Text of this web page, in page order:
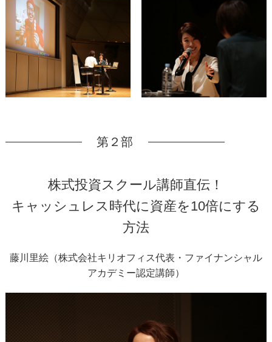
第２部
株式投資スクール講師直伝！
キャッシュレス時代に資産を10倍にする
方法
藤川里絵（株式会社キリオフィス代表・ファイナンシャル
アカデミー認定講師）